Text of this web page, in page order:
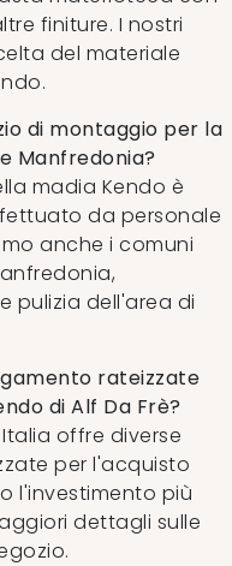
finiture. I nostri
del materiale
di montaggio per la
Manfredonia?
madia Kendo è
da personale
anche i comuni
pulizia dell'area di
rateizzate
di Alf Da Frè?
offre diverse
per l'acquisto
l'investimento più
dettagli sulle